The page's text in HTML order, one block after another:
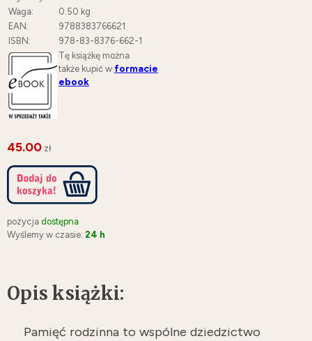
Waga:
0.50 kg
EAN:
9788383766621
ISBN:
978-83-8376-662-1
Tę książkę można
także kupić w formacie
ebook
45.00 zł
pozycja dostępna
Wyślemy w czasie: 24 h
Opis książki:
Pamięć rodzinna to wspólne dziedzictwo